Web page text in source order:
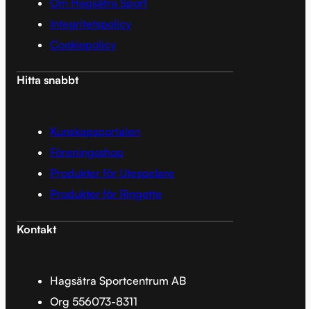
Integritetspolicy
Cookiepolicy
Hitta snabbt
Kunskapsportalen
Föreningsshop
Produkter för Utespelare
Produkter för Ringette
Kontakt
Hagsätra Sportcentrum AB
Org 556073-8311